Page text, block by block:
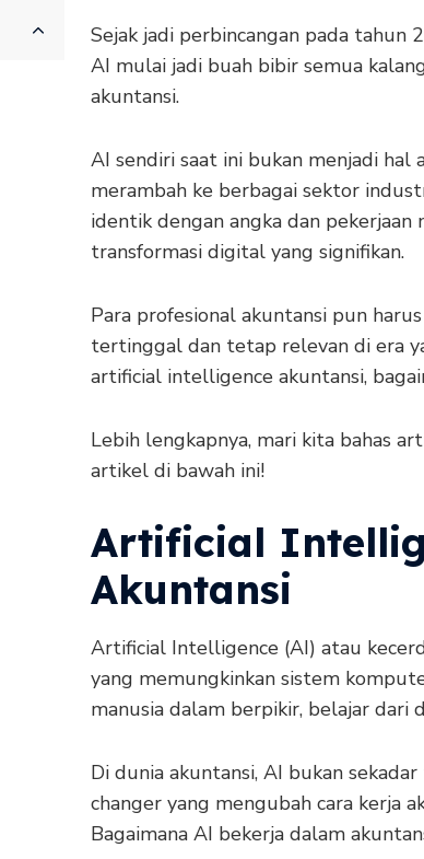
Sejak jadi perbincangan pada
AI mulai jadi buah bibir semua
akuntansi.
AI sendiri saat ini bukan menjadi hal
merambah ke berbagai sektor
identik dengan angka dan pekerjaan
transformasi digital yang signifikan.
Para profesional akuntansi pun
tertinggal dan tetap relevan di era
artificial intelligence akuntansi,
Lebih lengkapnya, mari kita bahas
artikel di bawah ini!
Artificial
Akuntansi
Artificial Intelligence (AI) atau
yang memungkinkan sistem
manusia dalam berpikir, belajar dari
Di dunia akuntansi, AI bukan
changer yang mengubah cara kerja
Bagaimana AI bekerja dalam